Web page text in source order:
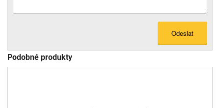
Odeslat
Podobné produkty